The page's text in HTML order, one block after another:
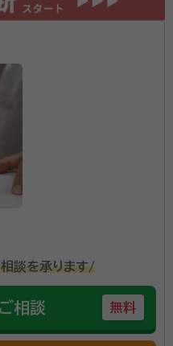
みの方がいらっしゃいま
相談を承ります/
相談 無料